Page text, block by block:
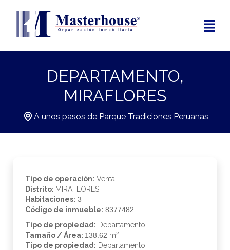
DEPARTAMENTO,
MIRAFLORES
A unos pasos de Parque Tradiciones Peruanas
Tipo de operación: Venta
Distrito: MIRAFLORES
Habitaciones: 3
Código de inmueble: 8377482
Tipo de propiedad: Departamento
Tamaño / Área: 138.62 m2
Tipo de propiedad: Departamento